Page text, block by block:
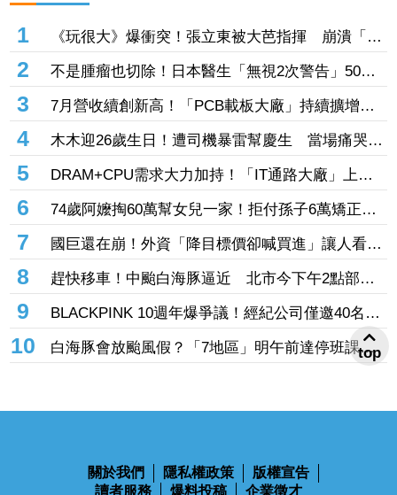
1
《玩很大》爆衝突！張立東被大芭指揮 崩潰「把
我當狗使喚嗎」
2
不是腫瘤也切除！日本醫生「無視2次警告」50多
歲婦四肢癱瘓 院方鞠躬謝罪
3
7月營收續創新高！「PCB載板大廠」持續擴增產
能 高階訂單、價格調漲帶旺下半年
4
木木迎26歲生日！遭司機暴雷幫慶生 當場痛哭許
願「我要當電影女主角」
5
DRAM+CPU需求大力加持！「IT通路大廠」上月
營收年增102% 昨股價死守79元防線
6
74歲阿嬤掏60萬幫女兒一家！拒付孫子6萬矯正
費 2個月幾乎斷聯
7
國巨還在崩！外資「降目標價卻喊買進」讓人看
傻 達人「3指標」分析：估值合理修正
8
趕快移車！中颱白海豚逼近 北市今下午2點部分
水門只出不進「晚間8點關閉」
9
BLACKPINK 10週年爆爭議！經紀公司僅邀40名粉
絲同樂 Jisoo親道歉：心情很沉重
10
白海豚會放颱風假？「7地區」明午前達停班課標
準 桃竹苗山區上榜
關於我們 隱私權政策
版權宣告
讀者服務
爆料投稿 企業徵才
top